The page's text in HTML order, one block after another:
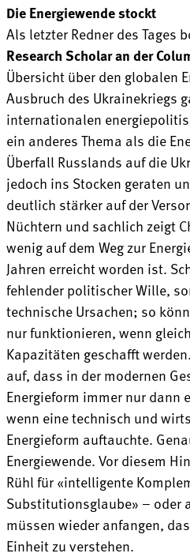
Die Energiewende stockt
Als letzter Redner des Tages
Research Scholar an der
Übersicht über den globalen
Ausbruch des Ukrainekriegs
internationalen
ein anderes Thema als die
Überfall Russlands auf die
jedoch ins Stocken geraten
deutlich stärker auf der
Nüchtern und sachlich zeigt
wenig auf dem Weg zur
Jahren erreicht worden ist.
fehlender politischer Wille,
technische Ursachen; so
nur funktionieren, wenn
Kapazitäten geschafft
auf, dass in der modernen
Energieform immer nur dann
wenn eine technisch und
Energieform auftauchte.
Energiewende. Vor diesem
Rühl für «intelligente
Substitutionsglaube» – oder
müssen wieder anfangen,
Einheit zu verstehen.